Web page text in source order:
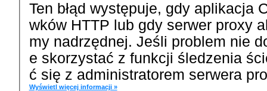
Ten błąd występuje, gdy aplikacja
wków HTTP lub gdy serwer proxy
my nadrzędnej. Jeśli problem nie
e skorzystać z funkcji śledzenia
ć się z administratorem serwera
Wyświetl więcej informacji »